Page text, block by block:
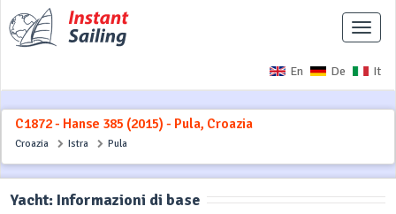
En De It
C1872 - Hanse 385 (2015) - Pula, Croazia
Croazia Istra Pula
Yacht: Informazioni di base